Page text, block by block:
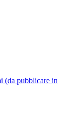
(da pubblicare in